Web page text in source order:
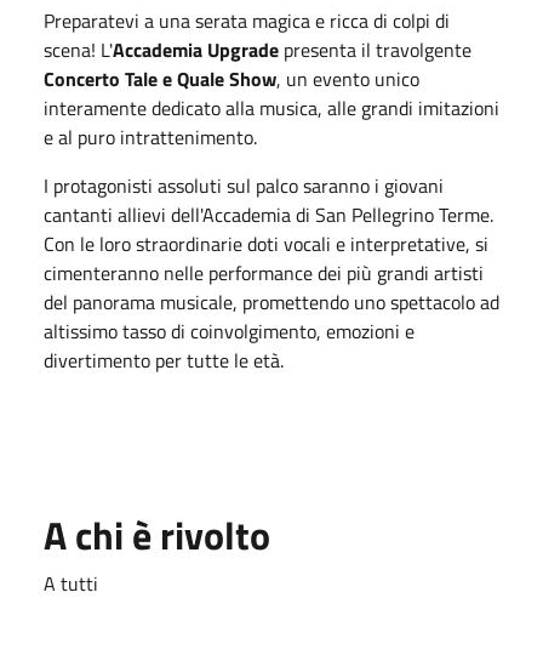
Preparatevi a una serata magica e ricca di colpi di
scena! L'Accademia Upgrade presenta il travolgente
Concerto Tale e Quale Show, un evento unico
interamente dedicato alla musica, alle grandi imitazioni
e al puro intrattenimento.
I protagonisti assoluti sul palco saranno i giovani
cantanti allievi dell'Accademia di San Pellegrino Terme.
Con le loro straordinarie doti vocali e interpretative, si
cimenteranno nelle performance dei più grandi artisti
del panorama musicale, promettendo uno spettacolo ad
altissimo tasso di coinvolgimento, emozioni e
divertimento per tutte le età.
A chi è rivolto
A tutti